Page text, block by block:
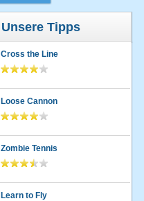
Unsere Tipps
Cross the Line
Loose Cannon
Zombie Tennis
Learn to Fly